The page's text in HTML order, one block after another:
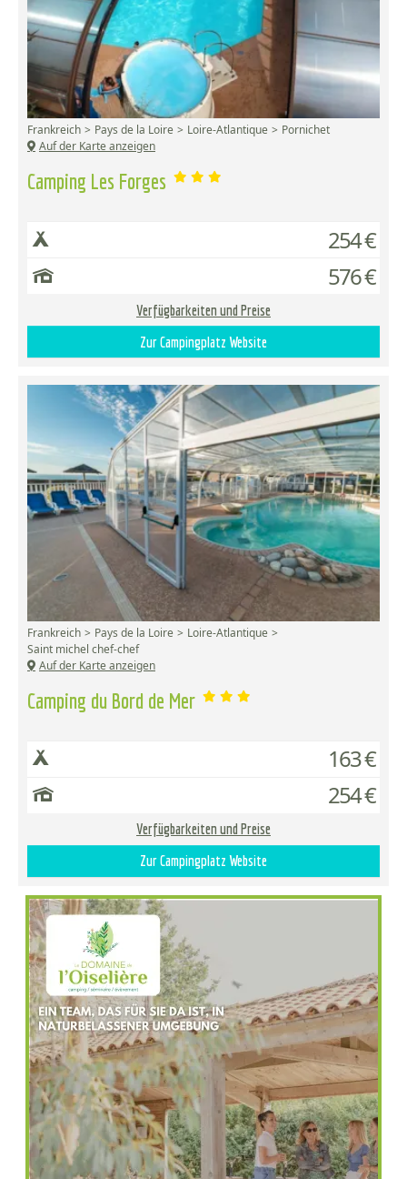
Camping Les Forges
Frankreich Pays de la Loire Loire-Atlantique
Pornichet
Auf der Karte anzeigen
254 €
576 €
Verfügbarkeiten und Preise
Zur Campingplatz Website
Camping du Bord de Mer
Frankreich Pays de la Loire
Loire-Atlantique
Saint michel chef-chef
Auf der Karte anzeigen
163 €
254 €
Verfügbarkeiten und Preise
Zur Campingplatz Website